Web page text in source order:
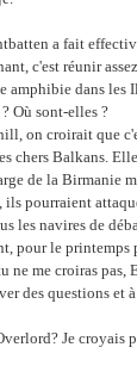
a fait
c'est réunir
amphibie dans les
Où sont-elles ?
on croirait que
chers Balkans.
de la Birmanie
ils pourraient
les navires de
pour le printemps
me croiras pas,
des questions et
Je croyais